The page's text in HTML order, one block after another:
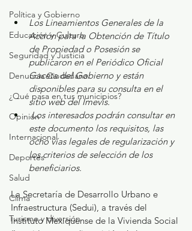
Política y Gobierno
Educación y Cultura
Seguridad y Justicia
Denuncia Ciudadana
¿Qué pasa en tus municipios?
Opinión
Internacional
Deportes
Salud
Clima
Turismo y diversión
Los Lineamientos Generales de la
Acción para la Obtención de Título
de Propiedad o Posesión se
publicaron en el Periódico Oficial
Gaceta del Gobierno y están
disponibles para su consulta en el
sitio web del Imevis.
Los interesados podrán consultar en
este documento los requisitos, las
ocho vías legales de regularización y
los criterios de selección de los
beneficiarios.
La Secretaría de Desarrollo Urbano e
Infraestructura (Sedui), a través del
Instituto Mexiquense de la Vivienda Social